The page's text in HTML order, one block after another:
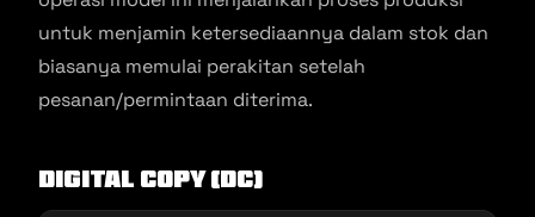
untuk menjamin ketersediaannya dalam stok dan
biasanya memulai perakitan setelah
pesanan/permintaan diterima.
Digital Copy (DC)